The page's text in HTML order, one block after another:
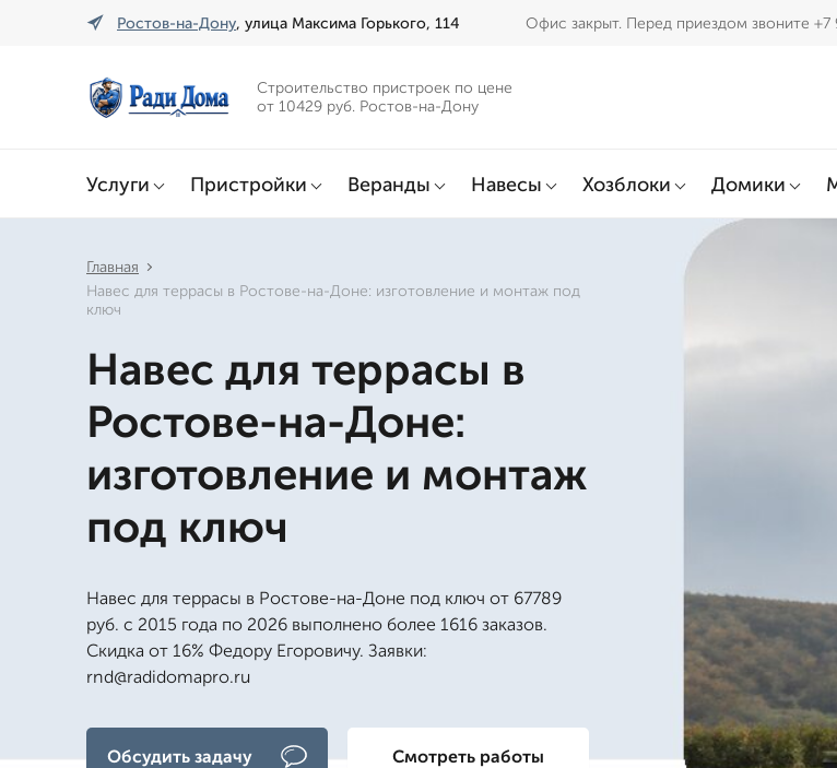
Ростов-на-Дону, улица Максима Горького, 114 Офис закрыт. Перед приездом звоните
Строительство пристроек по цене
от 10429 руб. Ростов-на-Дону
Услуги Пристройки Веранды Навесы Хозблоки Домики
Главная
Навес для террасы в Ростове-на-Доне: изготовление и монтаж под
ключ
Навес для террасы в
Ростове-на-Доне:
изготовление и монтаж
под ключ
Навес для террасы в Ростове-на-Доне под ключ от 67789
руб. с 2015 года по 2026 выполнено более 1616 заказов.
Скидка от 16% Федору Егоровичу. Заявки:
rnd@radidomapro.ru
Обсудить задачу Смотреть работы